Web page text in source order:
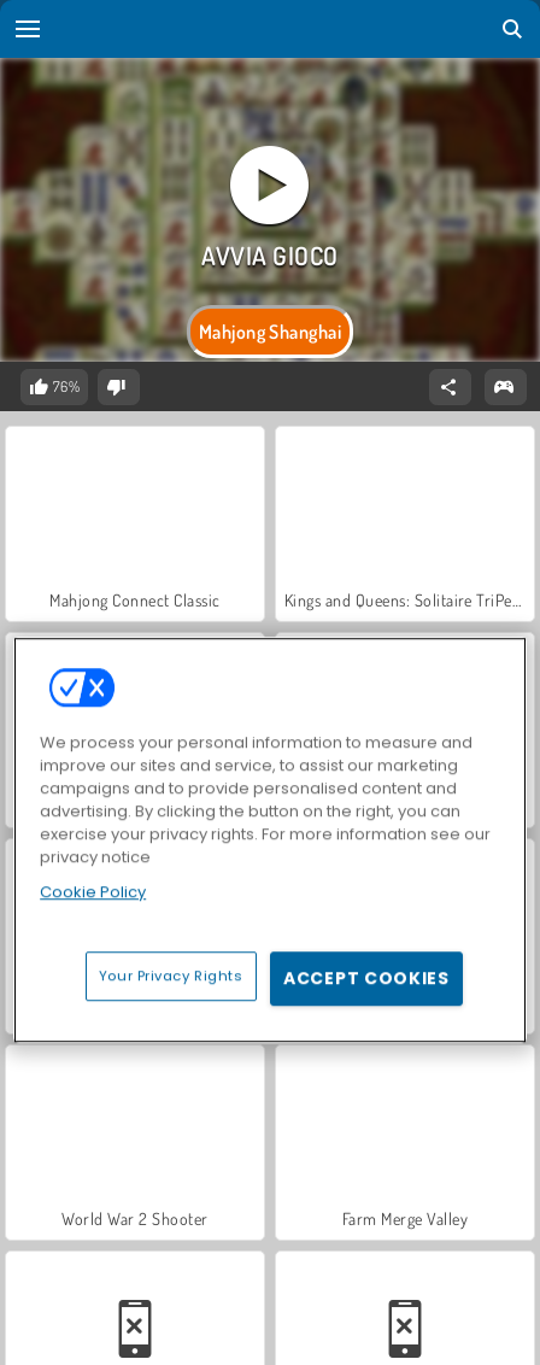
Mahjong Shanghai
76%
Mahjong Connect Classic
Hidden Object: Street of Secrets VegaMix Da Vinci Puzzles
ASMR Makeover & Makeup Studio
World War 2 Shooter Farm Merge Valley
We process your personal information to measure and
improve our sites and service, to assist our marketing
campaigns and to provide personalised content and
advertising. By clicking the button on the right, you can
exercise your privacy rights. For more information see our
privacy notice
Cookie Policy
Your Privacy Rights ACCEPT COOKIES